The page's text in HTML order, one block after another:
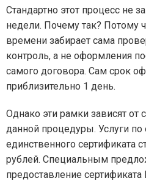
Стандартно этот процесс не
недели. Почему так? Потому
времени забирает сама
контроль, а не оформления
самого договора. Сам срок
приблизительно 1 день.
Однако эти рамки зависят от
данной процедуры. Услуги
единственного сертификата
рублей. Специальным
предоставление